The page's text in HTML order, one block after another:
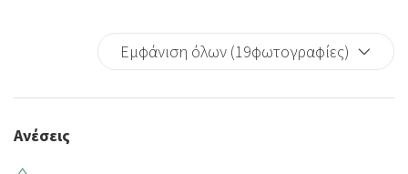
Εμφάνιση όλων (19φωτογραφίες)
Ανέσεις